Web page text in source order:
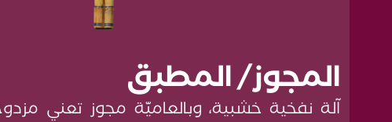
المجوز/ المطبق
آلة نفخية خشبية، وبالعاميّة مجوز تعني